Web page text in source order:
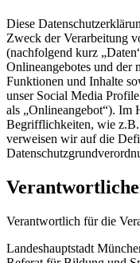
Diese
Zweck der Verarbeitung
(nachfolgend kurz
Onlineangebotes und der
Funktionen und Inhalte
unser Social Media
als „Onlineangebot“). Im
Begrifflichkeiten, wie z.B.
verweisen wir auf die
Verantwortlich für die
Landeshauptstadt